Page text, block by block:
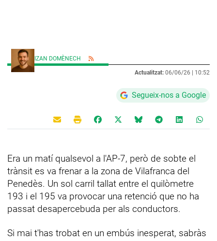
IZAN DOMÈNECH
Actualitzat: 06/06/26 | 10:52
Segueix-nos a Google
Era un matí qualsevol a l'AP-7, però de sobte el
trànsit es va frenar a la zona de Vilafranca del
Penedès. Un sol carril tallat entre el quilòmetre
193 i el 195 va provocar una retenció que no ha
passat desapercebuda per als conductors.
Si mai t'has trobat en un embús inesperat, sabràs